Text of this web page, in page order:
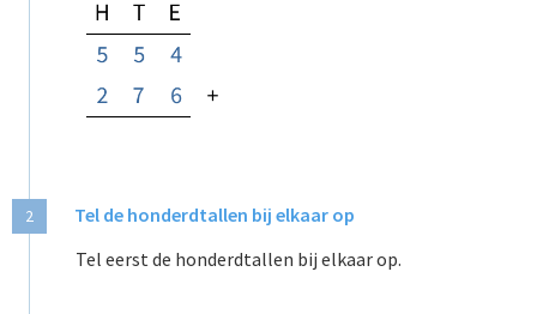
2
Tel de honderdtallen bij elkaar op
Tel eerst de honderdtallen bij elkaar op.